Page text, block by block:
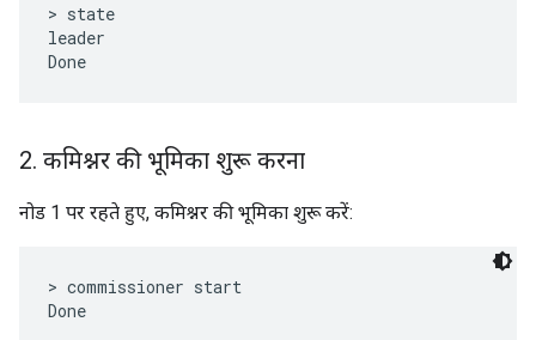
> state
leader
2. कमिश्नर की भूमिका शुरू करना
नोड 1 पर रहते हुए, कमिश्नर की भूमिका शुरू करें:
> commissioner start